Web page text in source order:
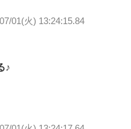
01(火) 13:24:15.84
♪